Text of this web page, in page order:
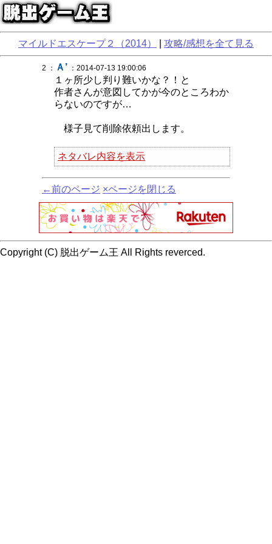
マイルドエスケープ２（2014） 攻略/感想を全て見る
2 ： Ａ’ ：2014-07-13 19:00:06
１ヶ所少し判り難いかな？！と
作者さんが意図してかが今のところわか
らないのですが…
様子見て削除依頼出します。
ネタバレ内容を表示
←前のページ ×ページを閉じる
Copyright (C) 脱出ゲーム王 All Rights reverced.